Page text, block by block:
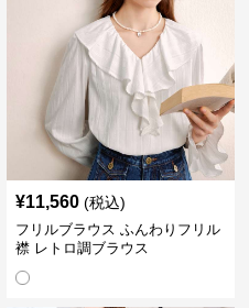
¥11,560 (税込)
フリルブラウス ふんわりフリル
襟 レトロ調ブラウス